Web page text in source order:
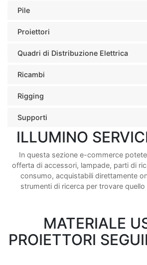
Pile
Proiettori
Quadri di Distribuzione Elettrica
Ricambi
Rigging
Supporti
ILLUMINO
In questa sezione e-commerce
offerta di accessori, lampade, parti di
consumo, acquistabili direttamente
strumenti di ricerca per trovare
MATERIALE
PROIETTORI